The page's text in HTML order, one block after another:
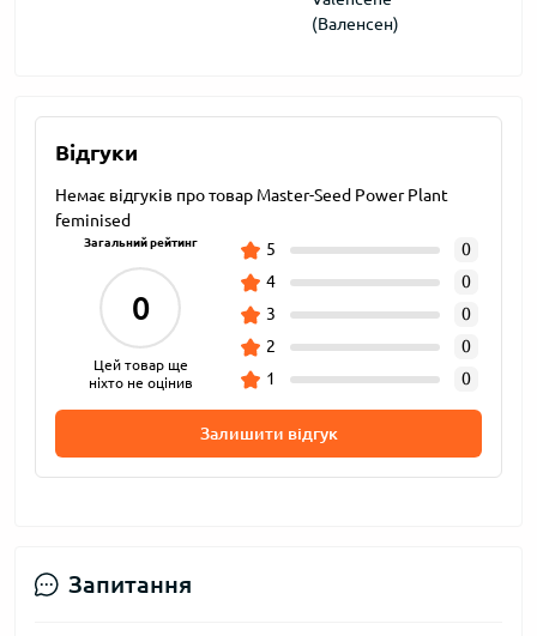
(Валенсен)
Відгуки
Немає відгуків про товар Master-Seed Power Plant
feminised
Загальний рейтинг
0
Цей товар ще
ніхто не оцінив
5
0
4
0
3
0
2
0
1
0
Залишити відгук
Запитання